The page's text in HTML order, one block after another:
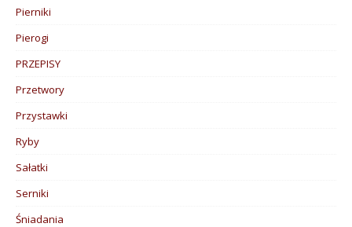
Pierniki
Pierogi
PRZEPISY
Przetwory
Przystawki
Ryby
Sałatki
Serniki
Śniadania